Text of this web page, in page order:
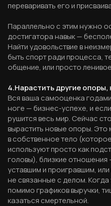
переваривать его и
Параллельно с этим нужно
достигатора навык —
Найти удовольствие в
быть спорт ради процесса,
общение, или просто
4.Нарастить другие
Вся ваша самооценка
ноге — бизнес-успехе, и
рушится весь мир. Сейчас
вырастить новые опоры.
в собственное тело
используют просто как
головы), близкие отношения
уставшим и проигравшим,
не связанные с делом. Когда
помимо графиков выручки,
казаться смертельной.